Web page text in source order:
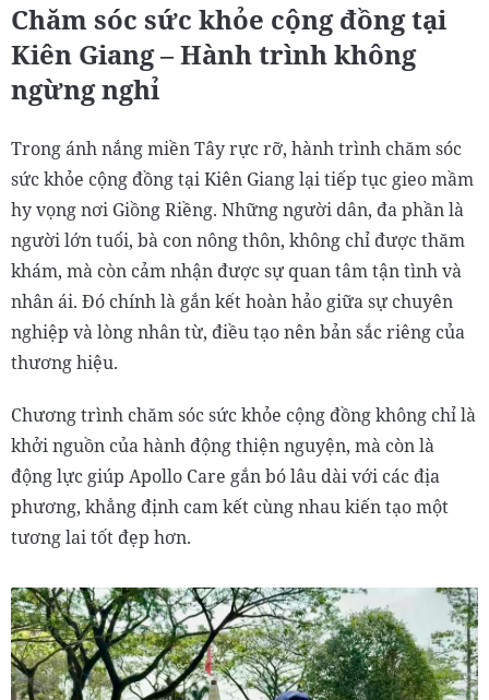
Chăm sóc sức khỏe cộng đồng tại
Kiên Giang – Hành trình không
ngừng nghỉ
Trong ánh nắng miền Tây rực rỡ, hành trình chăm sóc
sức khỏe cộng đồng tại Kiên Giang lại tiếp tục gieo mầm
hy vọng nơi Giồng Riềng. Những người dân, đa phần là
người lớn tuổi, bà con nông thôn, không chỉ được thăm
khám, mà còn cảm nhận được sự quan tâm tận tình và
nhân ái. Đó chính là gắn kết hoàn hảo giữa sự chuyên
nghiệp và lòng nhân từ, điều tạo nên bản sắc riêng của
thương hiệu.
Chương trình chăm sóc sức khỏe cộng đồng không chỉ là
khởi nguồn của hành động thiện nguyện, mà còn là
động lực giúp Apollo Care gắn bó lâu dài với các địa
phương, khẳng định cam kết cùng nhau kiến tạo một
tương lai tốt đẹp hơn.